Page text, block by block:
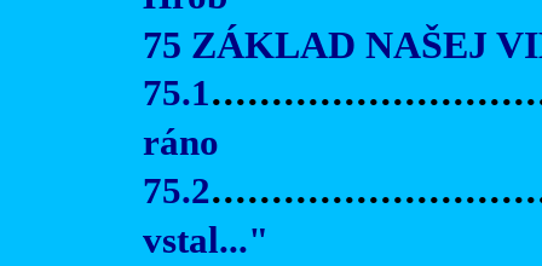
75 ZÁKLAD NAŠEJ
75.1
ráno
75.2
vstal..."